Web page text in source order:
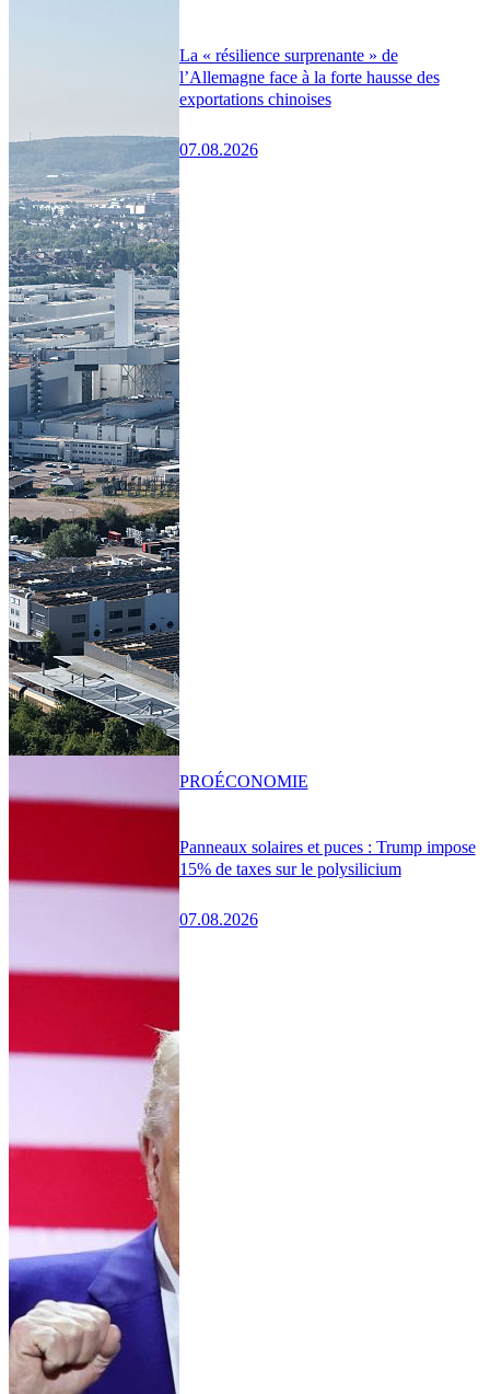
La « résilience surprenante » de
l’Allemagne face à la forte hausse des
exportations chinoises
07.08.2026
Panneaux solaires et puces : Trump impose
15% de taxes sur le polysilicium
07.08.2026
PROÉCONOMIE